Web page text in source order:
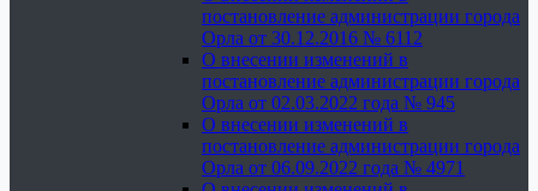
постановление администрации города
Орла от 30.12.2016 № 6112
О внесении изменений в
постановление администрации города
Орла от 02.03.2022 года № 945
О внесении изменений в
постановление администрации города
Орла от 06.09.2022 года № 4971